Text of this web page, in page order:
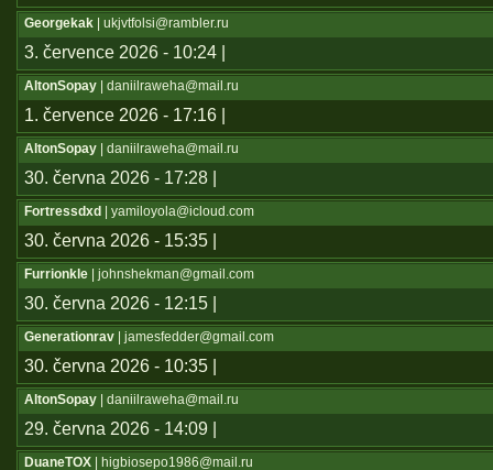
Georgekak | ukjvtfolsi@rambler.ru
3. července 2026 - 10:24 |
AltonSopay | daniilraweha@mail.ru
1. července 2026 - 17:16 |
AltonSopay | daniilraweha@mail.ru
30. června 2026 - 17:28 |
Fortressdxd | yamiloyola@icloud.com
30. června 2026 - 15:35 |
Furrionkle | johnshekman@gmail.com
30. června 2026 - 12:15 |
Generationrav | jamesfedder@gmail.com
30. června 2026 - 10:35 |
AltonSopay | daniilraweha@mail.ru
29. června 2026 - 14:09 |
DuaneTOX | higbiosepo1986@mail.ru